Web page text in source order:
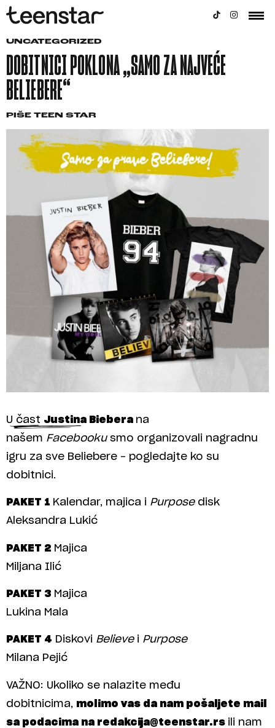
UNCATEGORIZED
DOBITNICI POKLONA „SAMO ZA NAJVEĆE
BELIEBERE“
PIŠE TEEN STAR
U čast Justina Biebera na
našem Facebooku smo organizovali nagradnu
igru za sve Beliebere – pogledajte ko su
dobitnici.
PAKET 1 Kalendar, majica i Purpose disk
Aleksandra Lukić
PAKET 2 Majica
Miljana Ilić
PAKET 3 Majica
Lukina Mala
PAKET 4 Diskovi Believe i Purpose
Milana Pejić
VAŽNO: Ukoliko se nalazite među
dobitnicima, molimo vas da nam pošaljete mail
sa podacima na redakcija@teenstar.rs ili nam